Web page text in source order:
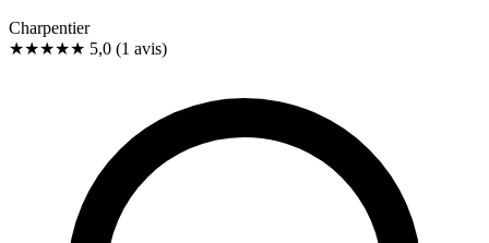
Charpentier
★★★★★ 5,0 (1 avis)